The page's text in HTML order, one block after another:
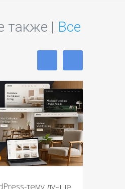
также | Все
тему лучше